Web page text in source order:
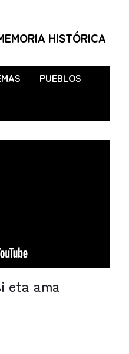
HISTÓRICA
PUEBLOS
eta ama